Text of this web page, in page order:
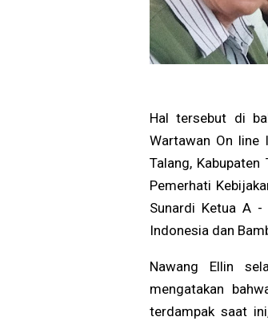
Hal tersebut di
Wartawan On line
Talang,
Pemerhati
Sunardi Ketua A -
Indonesia dan
Nawang Ellin
mengatakan
terdampak saat